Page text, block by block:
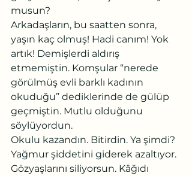
musun?
Arkadaşların, bu saatten sonra,
yaşın kaç olmuş! Hadi canım! Yok
artık! Demişlerdi aldırış
etmemiştin. Komşular “nerede
görülmüş evli barklı kadının
okuduğu” dediklerinde de gülüp
geçmiştin. Mutlu olduğunu
söylüyordun.
Okulu kazandın. Bitirdin. Ya şimdi?
Yağmur şiddetini giderek azaltıyor.
Gözyaşlarını siliyorsun. Kâğıdı